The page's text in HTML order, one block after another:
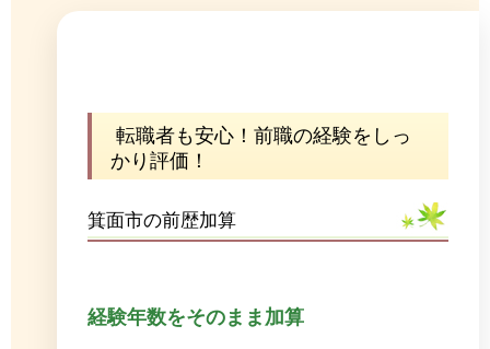
転職者も安心！前職の経験をしっ
かり評価！
箕面市の前歴加算
経験年数をそのまま加算